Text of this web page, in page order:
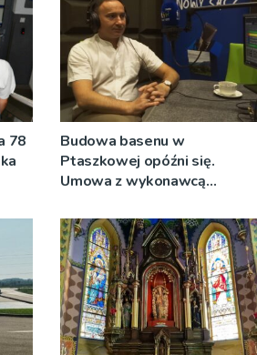
78
Budowa basenu w
Ptaszkowej opóźni się.
Umowa z wykonawcą
zostanie podpisana